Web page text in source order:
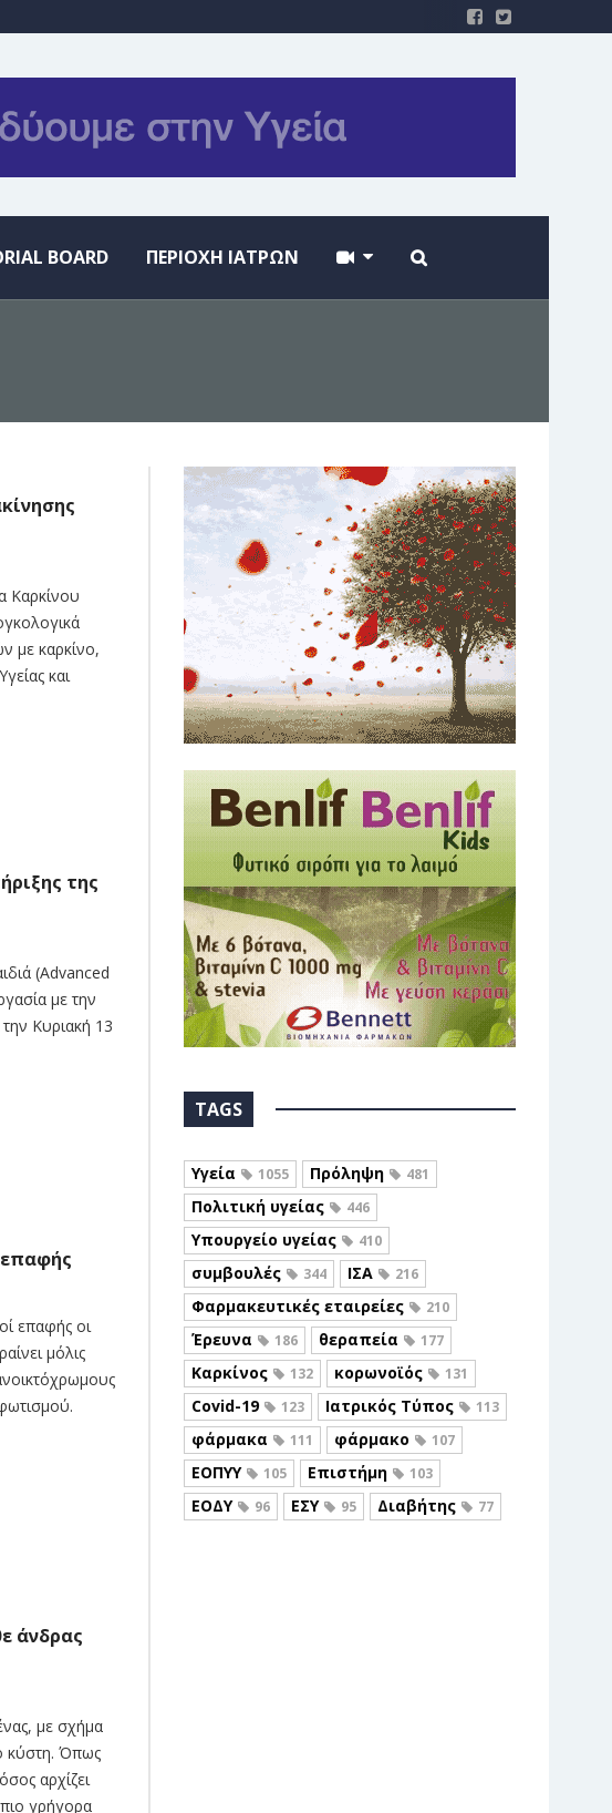
BOARD ΠΕΡΙΟΧΗ ΙΑΤΡΩΝ
Καρκίνου
με καρκίνο,
και
της
(Advanced
με την
Κυριακή 13
επαφής
επαφής οι
μόλις
άνδρας
με σχήμα
κύστη. Όπως
αρχίζει
γρήγορα
TAGS
Υγεία 1055 Πρόληψη 481
Πολιτική υγείας 446
Υπουργείο υγείας 410
συμβουλές 344 ΙΣΑ 216
Φαρμακευτικές εταιρείες 210
Έρευνα 186 θεραπεία 177
Καρκίνος 132 κορωνοϊός 131
Covid-19 123 Ιατρικός Τύπος 113
φάρμακα 111 φάρμακο 107
ΕΟΠΥΥ 105 Επιστήμη 103
ΕΟΔΥ 96 ΕΣΥ 95 Διαβήτης 77